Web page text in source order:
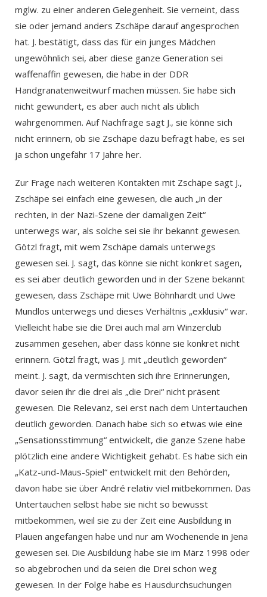
mglw. zu einer anderen Gelegenheit. Sie verneint, dass
sie oder jemand anders Zschäpe darauf angesprochen
hat. J. bestätigt, dass das für ein junges Mädchen
ungewöhnlich sei, aber diese ganze Generation sei
waffenaffin gewesen, die habe in der DDR
Handgranatenweitwurf machen müssen. Sie habe sich
nicht gewundert, es aber auch nicht als üblich
wahrgenommen. Auf Nachfrage sagt J., sie könne sich
nicht erinnern, ob sie Zschäpe dazu befragt habe, es sei
ja schon ungefähr 17 Jahre her.
Zur Frage nach weiteren Kontakten mit Zschäpe sagt J.,
Zschäpe sei einfach eine gewesen, die auch „in der
rechten, in der Nazi-Szene der damaligen Zeit“
unterwegs war, als solche sei sie ihr bekannt gewesen.
Götzl fragt, mit wem Zschäpe damals unterwegs
gewesen sei. J. sagt, das könne sie nicht konkret sagen,
es sei aber deutlich geworden und in der Szene bekannt
gewesen, dass Zschäpe mit Uwe Böhnhardt und Uwe
Mundlos unterwegs und dieses Verhältnis „exklusiv“ war.
Vielleicht habe sie die Drei auch mal am Winzerclub
zusammen gesehen, aber dass könne sie konkret nicht
erinnern. Götzl fragt, was J. mit „deutlich geworden“
meint. J. sagt, da vermischten sich ihre Erinnerungen,
davor seien ihr die drei als „die Drei“ nicht präsent
gewesen. Die Relevanz, sei erst nach dem Untertauchen
deutlich geworden. Danach habe sich so etwas wie eine
„Sensationsstimmung“ entwickelt, die ganze Szene habe
plötzlich eine andere Wichtigkeit gehabt. Es habe sich ein
„Katz-und-Maus-Spiel“ entwickelt mit den Behörden,
davon habe sie über André relativ viel mitbekommen. Das
Untertauchen selbst habe sie nicht so bewusst
mitbekommen, weil sie zu der Zeit eine Ausbildung in
Plauen angefangen habe und nur am Wochenende in Jena
gewesen sei. Die Ausbildung habe sie im März 1998 oder
so abgebrochen und da seien die Drei schon weg
gewesen. In der Folge habe es Hausdurchsuchungen